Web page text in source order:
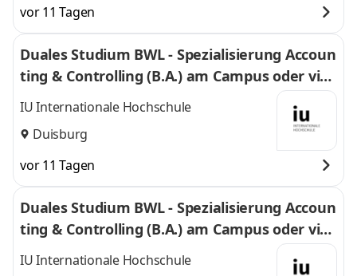
vor 11 Tagen
Duales Studium BWL - Spezialisierung Accoun
ting & Controlling (B.A.) am Campus oder virt
uell
IU Internationale Hochschule
Duisburg
vor 11 Tagen
Duales Studium BWL - Spezialisierung Accoun
ting & Controlling (B.A.) am Campus oder virt
uell
IU Internationale Hochschule